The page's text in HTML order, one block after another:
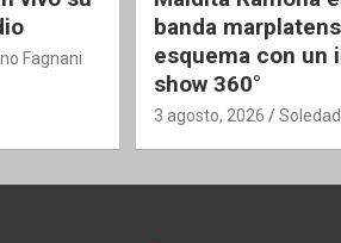
Fagnani
banda
esquema con un
show 360°
3 agosto, 2026